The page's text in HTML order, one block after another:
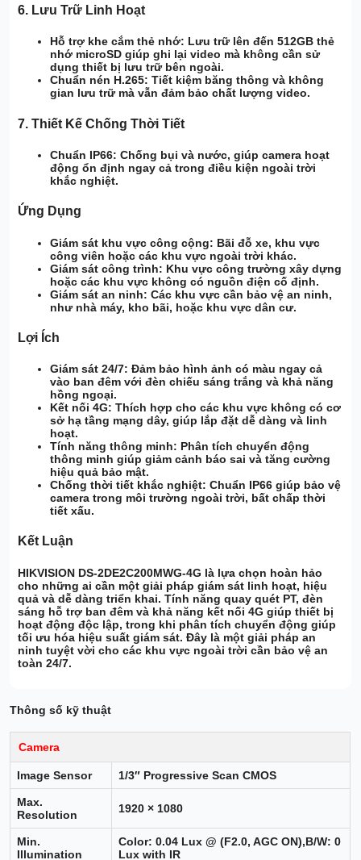
6. Lưu Trữ Linh Hoạt
Hỗ trợ khe cắm thẻ nhớ: Lưu trữ lên đến 512GB thẻ
nhớ microSD giúp ghi lại video mà không cần sử
dụng thiết bị lưu trữ bên ngoài.
Chuẩn nén H.265: Tiết kiệm băng thông và không
gian lưu trữ mà vẫn đảm bảo chất lượng video.
7.Thiết Kế Chống Thời Tiết
Chuẩn IP66: Chống bụi và nước, giúp camera hoạt
động ổn định ngay cả trong điều kiện ngoài trời
khắc nghiệt.
Ứng Dụng
Giám sát khu vực công cộng: Bãi đỗ xe, khu vực
công viên hoặc các khu vực ngoài trời khác.
Giám sát công trình: Khu vực công trường xây dựng
hoặc các khu vực không có nguồn điện cố định.
Giám sát an ninh: Các khu vực cần bảo vệ an ninh,
như nhà máy, kho bãi, hoặc khu vực dân cư.
Lợi Ích
Giám sát 24/7: Đảm bảo hình ảnh có màu ngay cả
vào ban đêm với đèn chiếu sáng trắng và khả năng
hồng ngoại.
Kết nối 4G: Thích hợp cho các khu vực không có cơ
sở hạ tầng mạng dây, giúp lắp đặt dễ dàng và linh
hoạt.
Tính năng thông minh: Phân tích chuyển động
thông minh giúp giảm cảnh báo sai và tăng cường
hiệu quả bảo mật.
Chống thời tiết khắc nghiệt: Chuẩn IP66 giúp bảo vệ
camera trong môi trường ngoài trời, bất chấp thời
tiết xấu.
Kết Luận
HIKVISION DS-2DE2C200MWG-4G là lựa chọn hoàn hảo
cho những ai cần một giải pháp giám sát linh hoạt, hiệu
quả và dễ dàng triển khai. Tính năng quay quét PT, đèn
sáng hỗ trợ ban đêm và khả năng kết nối 4G giúp thiết bị
hoạt động độc lập, trong khi phân tích chuyển động giúp
tối ưu hóa hiệu suất giám sát. Đây là một giải pháp an
ninh tuyệt vời cho các khu vực ngoài trời cần bảo vệ an
toàn 24/7.
Thông số kỹ thuật
Camera
Image Sensor 1/3″ Progressive Scan CMOS
Max.
Resolution
1920 × 1080
Min.
Illumination
Color: 0.04 Lux @ (F2.0, AGC ON),B/W: 0
Lux with IR